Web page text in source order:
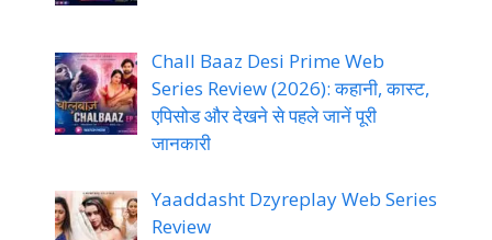
Chall Baaz Desi Prime Web
Series Review (2026): कहानी, कास्ट,
एपिसोड और देखने से पहले जानें पूरी
जानकारी
Yaaddasht Dzyreplay Web Series
Review